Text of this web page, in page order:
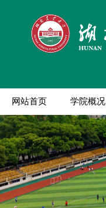
网站首页 学院概况